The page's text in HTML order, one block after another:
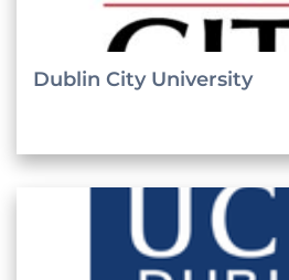
Dublin City University